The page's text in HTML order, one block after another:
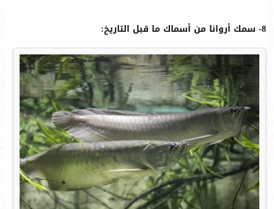
8- سمك أروانا من أسماك ما قبل التاريخ: